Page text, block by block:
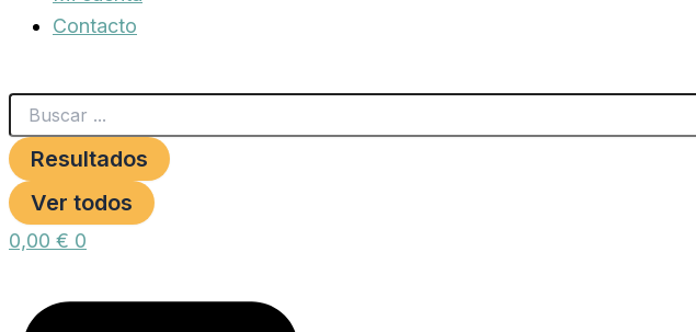
Contacto
Resultados
Ver todos
0,00 € 0